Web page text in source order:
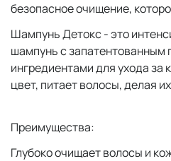
безопасное очищение,
Шампунь Детокс - это
шампунь с
ингредиентами для ухода за
цвет, питает волосы, делая
Преимущества:
Глубоко очищает волосы и